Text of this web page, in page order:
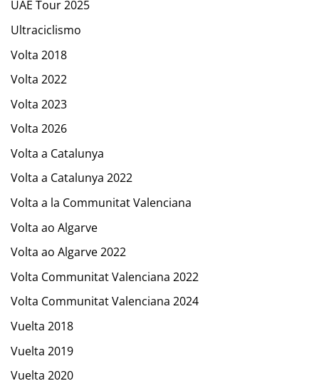
UAE Tour 2025
Ultraciclismo
Volta 2018
Volta 2022
Volta 2023
Volta 2026
Volta a Catalunya
Volta a Catalunya 2022
Volta a la Communitat Valenciana
Volta ao Algarve
Volta ao Algarve 2022
Volta Communitat Valenciana 2022
Volta Communitat Valenciana 2024
Vuelta 2018
Vuelta 2019
Vuelta 2020